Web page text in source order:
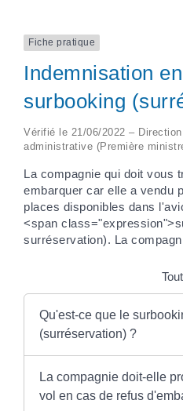
Fiche pratique
Indemnisation
surbooking
Vérifié le 21/06/2022 –
administrative (Première
La compagnie qui doit vous
embarquer car elle a vendu
places disponibles dans
<span
surréservation). La
Qu'est-ce que le
(surréservation) ?
La compagnie doit-elle
vol en cas de refus